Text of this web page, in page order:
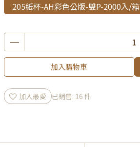
205紙杯-AH彩色公版-雙P-2000入/箱
加入購物車
加入最愛 已銷售: 16 件